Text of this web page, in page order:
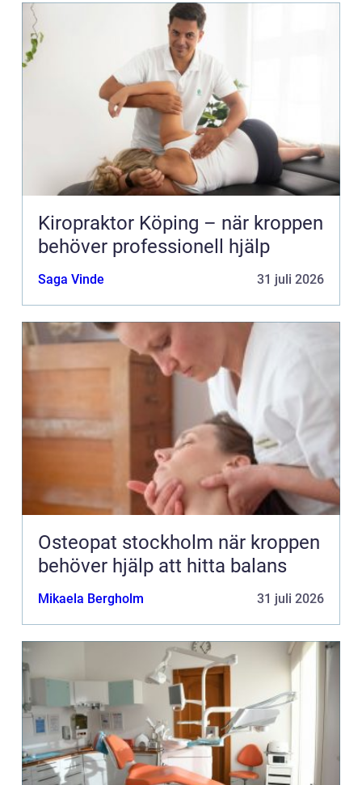
Kiropraktor Köping – när kroppen
behöver professionell hjälp
Saga Vinde 31 juli 2026
Osteopat stockholm när kroppen
behöver hjälp att hitta balans
Mikaela Bergholm 31 juli 2026